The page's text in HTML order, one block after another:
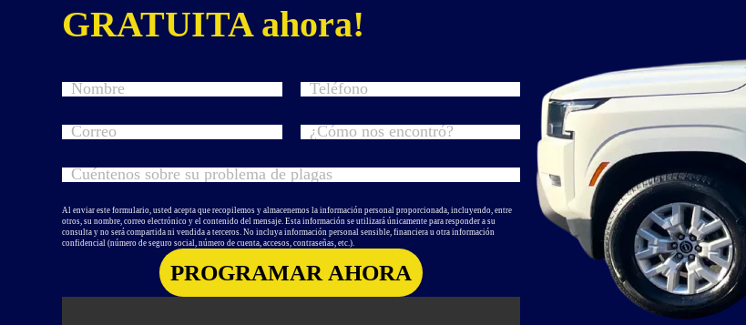
GRATUITA ahora!
Al enviar este formulario, usted acepta que recopilemos y almacenemos la información personal proporcionada, incluyendo, entre
otros, su nombre, correo electrónico y el contenido del mensaje. Esta información se utilizará únicamente para responder a su
consulta y no será compartida ni vendida a terceros. No incluya información personal sensible, financiera u otra información
confidencial (número de seguro social, número de cuenta, accesos, contraseñas, etc.).